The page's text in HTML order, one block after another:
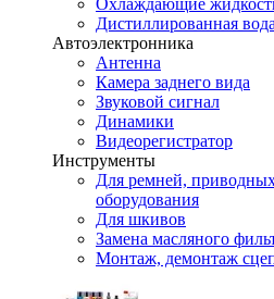
Охлаждающие
Дистиллированная вода
Автоэлектронника
Антенна
Камера заднего вида
Звуковой сигнал
Динамики
Видеорегистратор
Инструменты
Для ремней,
оборудования
Для шкивов
Замена масляного
Монтаж, демонтаж